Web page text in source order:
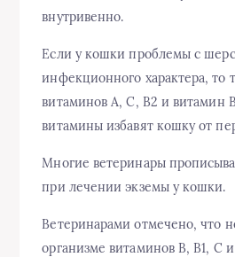
внутривенно.
Если у кошки проблемы с
инфекционного характера, то
витаминов А, С, В2 и витамин
витамины избавят кошку от
Многие ветеринары
при лечении экземы у кошки.
Ветеринарами отмечено, что
организме витаминов В, В1, С